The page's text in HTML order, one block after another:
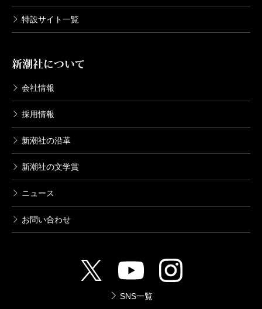
特設サイト一覧
新潮社について
会社情報
採用情報
新潮社の沿革
新潮社の文学賞
ニュース
お問い合わせ
SNS一覧